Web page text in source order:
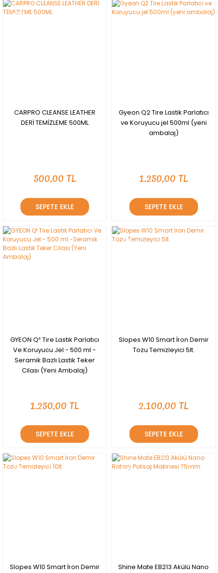
YENİ
CARPRO CLEANSE LEATHER
DERİ TEMİZLEME 500ML
500,00 TL
SEPETE EKLE
Gyeon Q2 Tire Lastik Parlatıcı
ve Koruyucu jel 500ml (yeni
ambalaj)
1.250,00 TL
SEPETE EKLE
GYEON Q² Tire Lastik Parlatıcı
Ve Koruyucu Jel - 500 ml -
Seramik Bazlı Lastik Teker
Cilası (Yeni Ambalaj)
1.250,00 TL
SEPETE EKLE
YENİ
Slopes W10 Smart İron Demir
Tozu Temizleyici 5lt.
2.100,00 TL
SEPETE EKLE
YENİ
Slopes W10 Smart İron Demir
YENİ
Shine Mate EB213 Akülü Nano